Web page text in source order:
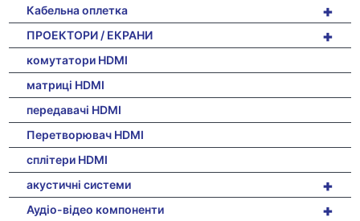
+
Кабельна оплетка
+
ПРОЕКТОРИ / ЕКРАНИ
комутатори HDMI
матриці HDMI
передавачі HDMI
Перетворювач HDMI
сплітери HDMI
+
акустичні системи
+
Аудіо-відео компоненти